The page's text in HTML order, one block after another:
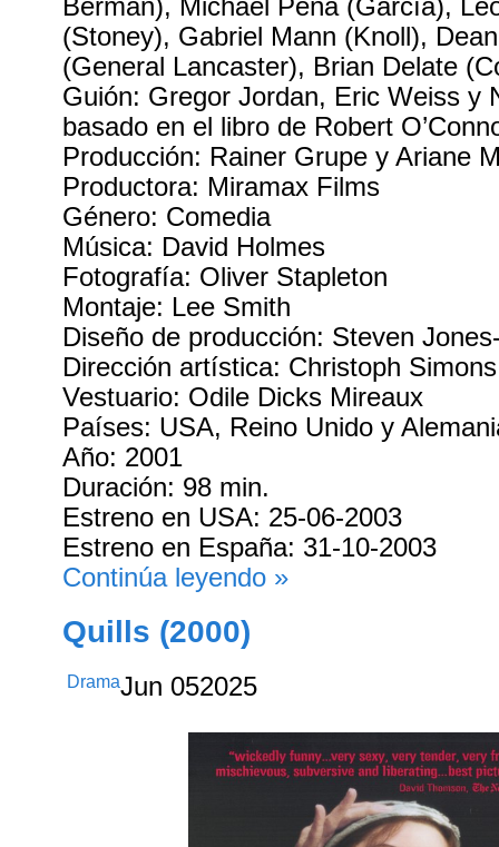
Berman), Michael Peña (García),
(Stoney), Gabriel Mann (Knoll),
(General Lancaster), Brian Delate
Guión: Gregor Jordan, Eric Weiss y
basado en el libro de Robert
Producción: Rainer Grupe y Ariane
Productora: Miramax Films
Género: Comedia
Música: David Holmes
Fotografía: Oliver Stapleton
Montaje: Lee Smith
Diseño de producción: Steven
Dirección artística: Christoph Simons
Vestuario: Odile Dicks Mireaux
Países: USA, Reino Unido y
Año: 2001
Duración: 98 min.
Estreno en USA: 25-06-2003
Estreno en España: 31-10-2003
Continúa leyendo »
Quills (2000)
DramaJun 052025